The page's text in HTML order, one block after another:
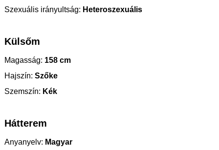
Szexuális irányultság: Heteroszexuális
Külsőm
Magasság: 158 cm
Hajszín: Szőke
Szemszín: Kék
Hátterem
Anyanyelv: Magyar